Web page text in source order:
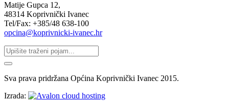
Matije Gupca 12,
48314 Koprivnički Ivanec
Tel/Fax: +385/48 638-100
opcina@koprivnicki-ivanec.hr
Sva prava pridržana Općina Koprivnički Ivanec 2015.
Izrada: